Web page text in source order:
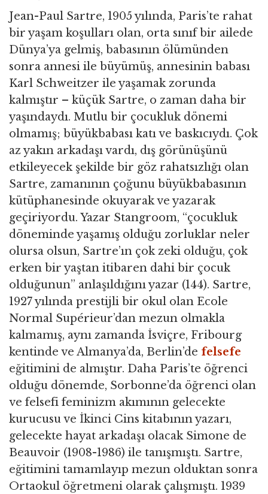
Jean-Paul Sartre, 1905 yılında, Paris’te rahat
bir yaşam koşulları olan, orta sınıf bir ailede
Dünya’ya gelmiş, babasının ölümünden
sonra annesi ile büyümüş, annesinin babası
Karl Schweitzer ile yaşamak zorunda
kalmıştır – küçük Sartre, o zaman daha bir
yaşındaydı. Mutlu bir çocukluk dönemi
olmamış; büyükbabası katı ve baskıcıydı. Çok
az yakın arkadaşı vardı, dış görünüşünü
etkileyecek şekilde bir göz rahatsızlığı olan
Sartre, zamanının çoğunu büyükbabasının
kütüphanesinde okuyarak ve yazarak
geçiriyordu. Yazar Stangroom, “çocukluk
döneminde yaşamış olduğu zorluklar neler
olursa olsun, Sartre’ın çok zeki olduğu, çok
erken bir yaştan itibaren dahi bir çocuk
olduğunun” anlaşıldığını yazar (144). Sartre,
1927 yılında prestijli bir okul olan Ecole
Normal Supérieur’dan mezun olmakla
kalmamış, aynı zamanda İsviçre, Fribourg
kentinde ve Almanya’da, Berlin’de felsefe
eğitimini de almıştır. Daha Paris’te öğrenci
olduğu dönemde, Sorbonne’da öğrenci olan
ve felsefi feminizm akımının gelecekte
kurucusu ve İkinci Cins kitabının yazarı,
gelecekte hayat arkadaşı olacak Simone de
Beauvoir (1908-1986) ile tanışmıştı. Sartre,
eğitimini tamamlayıp mezun olduktan sonra
Ortaokul öğretmeni olarak çalışmıştı. 1939